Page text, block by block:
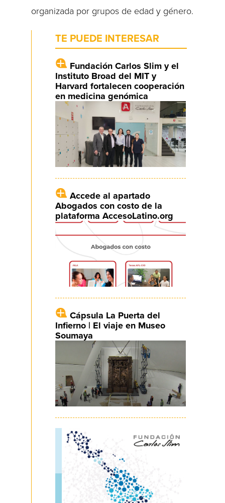
organizada por grupos de edad y género.
TE PUEDE INTERESAR
Fundación Carlos Slim y el
Instituto Broad del MIT y
Harvard fortalecen cooperación
en medicina genómica
Accede al apartado
Abogados con costo de la
plataforma AccesoLatino.org
Cápsula La Puerta del
Infierno | El viaje en Museo
Soumaya